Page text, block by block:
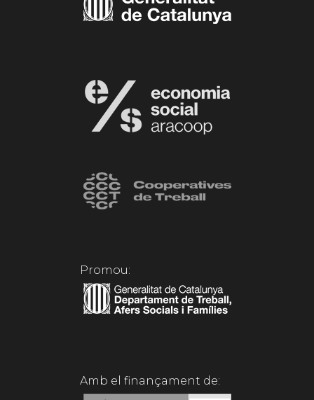
Promou:
Amb el finançament de: